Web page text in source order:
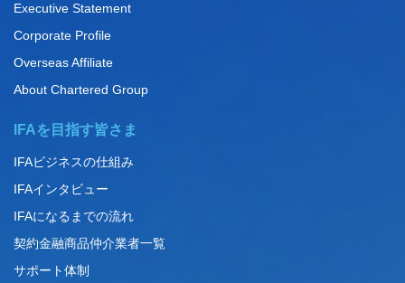
Executive Statement
Corporate Profile
Overseas Affiliate
About Chartered Group
IFAを目指す皆さま
IFAビジネスの仕組み
IFAインタビュー
IFAになるまでの流れ
契約金融商品仲介業者一覧
サポート体制